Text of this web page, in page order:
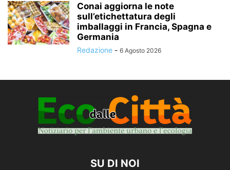
Conai aggiorna le note
sull’etichettatura degli
imballaggi in Francia, Spagna e
Germania
Redazione - 6 Agosto 2026
SU DI NOI